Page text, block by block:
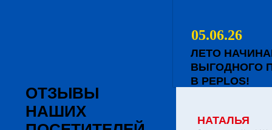
05.06.26
ЛЕТО
ВЫГОДНОГО
В PEPLOS!
ОТЗЫВЫ
НАШИХ
НАТАЛЬЯ